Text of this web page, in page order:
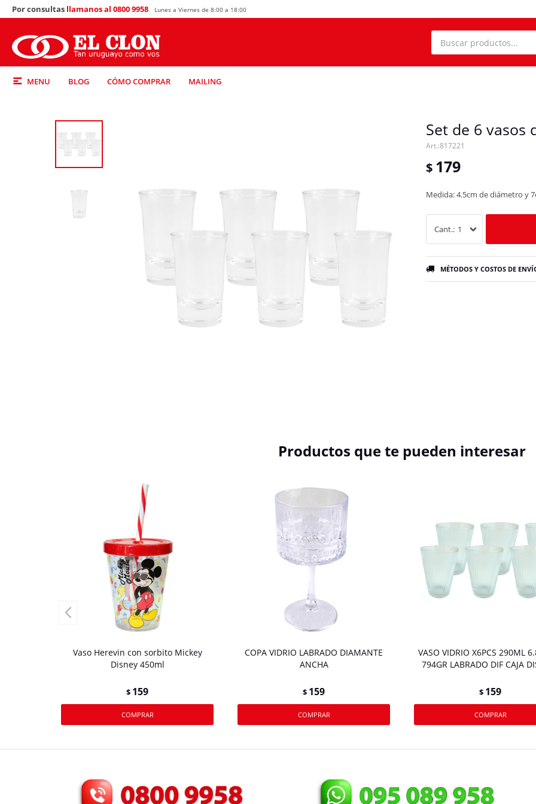
MENU BLOG CÓMO COMPRAR MAILING
Por consultas llamanos al 0800 9958 Lunes a Viernes de 8:00 a 18:00
Set de 6 vasos
817221
$ 179
Medida: 4.5cm de diámetro y
1
MÉTODOS Y COSTOS DE
Productos que te pueden interesar
Vaso Herevin con sorbito Mickey
Disney 450ml
$ 159
COPA VIDRIO LABRADO DIAMANTE
ANCHA
$ 159
VASO VIDRIO X6PCS 290ML
794GR LABRADO DIF CAJA
$ 159